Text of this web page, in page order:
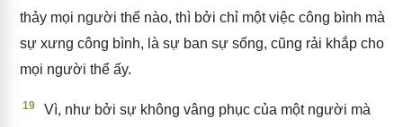
thảy mọi người thể nào, thì bởi chỉ một việc công bình mà
sự xưng công bình, là sự ban sự sống, cũng rải khắp cho
mọi người thể ấy.
19
Vì, như bởi sự không vâng phục của một người mà